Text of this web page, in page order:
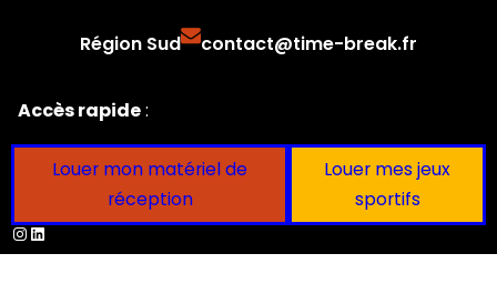
Région Sud contact@time-break.fr
Accès rapide:
Louer mon matériel de
réception
Louer mes jeux
sportifs
Instagram
LinkedIn